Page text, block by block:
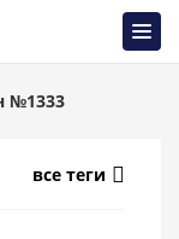
№1333
#директор
все теги